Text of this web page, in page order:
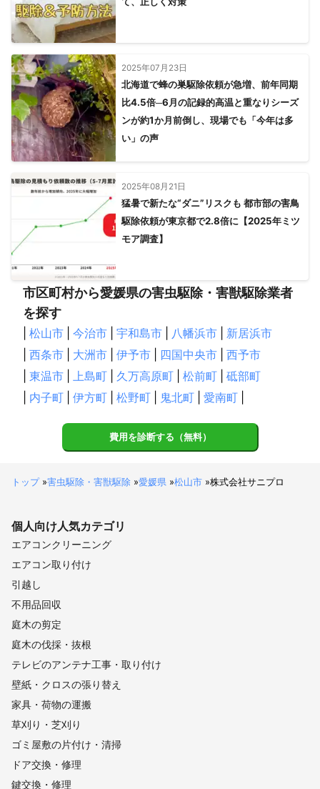
2025年07月23日
北海道で蜂の巣駆除依頼が急増、前年同期
比4.5倍─6月の記録的高温と重なりシーズ
ンが約1か月前倒し、現場でも「今年は多
い」の声
2025年08月21日
猛暑で新たな“ダニ”リスクも 都市部の害鳥
駆除依頼が東京都で2.8倍に【2025年ミツ
モア調査】
市区町村から愛媛県の害虫駆除・害獣駆除業者
を探す
松山市 今治市 宇和島市 八幡浜市
新居浜市
西条市 大洲市 伊予市 四国中央市
西予市
東温市 上島町 久万高原町 松前町
砥部町
内子町 伊方町 松野町 鬼北町 愛南町
費用を診断する（無料）
トップ»害虫駆除・害獣駆除 »愛媛県 »松山市 »株式会社サニプロ
個人向け人気カテゴリ
エアコンクリーニング
エアコン取り付け
引越し
不用品回収
庭木の剪定
庭木の伐採・抜根
テレビのアンテナ工事・取り付け
壁紙・クロスの張り替え
家具・荷物の運搬
草刈り・芝刈り
ゴミ屋敷の片付け・清掃
ドア交換・修理
鍵交換・修理